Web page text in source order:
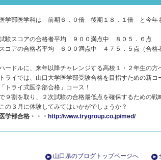
学部医学科は 前期６．０倍 後期１８．１倍 と今年も
験スコアの合格者平均 ９００満点中 ８０５．６点
コアの合格者平均 ６００満点中 ４７５．５点（合格
ードルに、来年以降チャレンジする高校１・２年生の方
ライでは、山口大学医学部受験合格を目指すための新コ
トライ式医学部合格」コース！
９割を取り、２次試験の合格最低点を確保するための戦
の３月に体験してみてはいかがでしょうか？
学部合格・・・ http://www.trygroup.co.jp/med/
山口県のブログトップページへ